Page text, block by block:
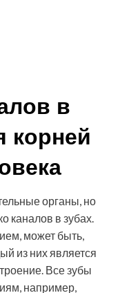
в
корней
Умероваорганы, но
каналов в зубах.
может быть,
из них является
Все зубы
например,